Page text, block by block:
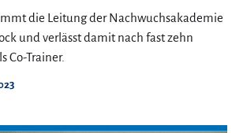
die Leitung der Nachwuchsakademie
und verlässt damit nach fast zehn
Co-Trainer.